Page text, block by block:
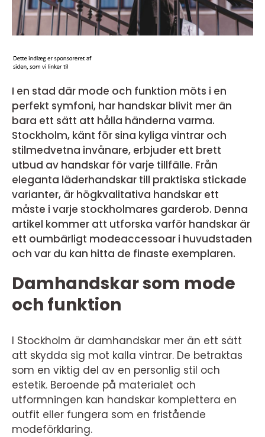
I en stad där mode och funktion möts i en
perfekt symfoni, har handskar blivit mer än
bara ett sätt att hålla händerna varma.
Stockholm, känt för sina kyliga vintrar och
stilmedvetna invånare, erbjuder ett brett
utbud av handskar för varje tillfälle. Från
eleganta läderhandskar till praktiska stickade
varianter, är högkvalitativa handskar ett
måste i varje stockholmares garderob. Denna
artikel kommer att utforska varför handskar är
ett oumbärligt modeaccessoar i huvudstaden
och var du kan hitta de finaste exemplaren.
Damhandskar som mode
och funktion
I Stockholm är damhandskar mer än ett sätt
att skydda sig mot kalla vintrar. De betraktas
som en viktig del av en personlig stil och
estetik. Beroende på materialet och
utformningen kan handskar komplettera en
outfit eller fungera som en fristående
modeförklaring.